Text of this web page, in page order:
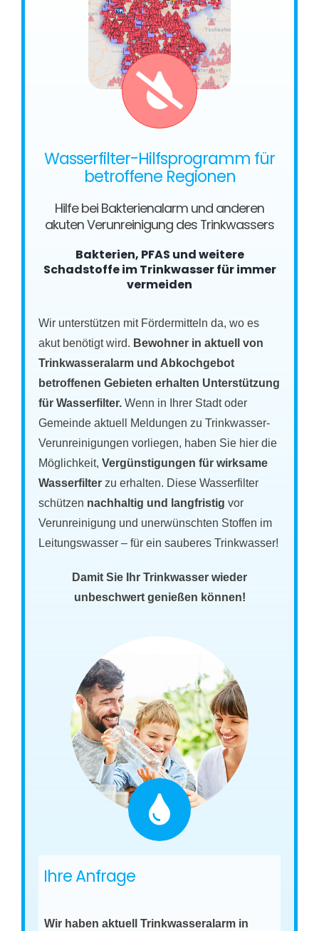
Wasserfilter-Hilfsprogramm für
betroffene Regionen
Hilfe bei Bakterienalarm und anderen
akuten Verunreinigung des Trinkwassers
Bakterien, PFAS und weitere
Schadstoffe im Trinkwasser für immer
vermeiden
Wir unterstützen mit Fördermitteln da, wo es
akut benötigt wird. Bewohner in aktuell von
Trinkwasseralarm und Abkochgebot
betroffenen Gebieten erhalten Unterstützung
für Wasserfilter.Wenn in Ihrer Stadt oder
Gemeinde aktuell Meldungen zu Trinkwasser-
Verunreinigungen vorliegen, haben Sie hier die
Möglichkeit,Vergünstigungen für wirksame
Wasserfilter zu erhalten. Diese Wasserfilter
schützen nachhaltig und langfristig vor
Verunreinigung und unerwünschten Stoffen im
Leitungswasser – für ein sauberes Trinkwasser!
Damit Sie Ihr Trinkwasser wieder
unbeschwert genießen können!
Ihre Anfrage
Wir haben aktuell Trinkwasseralarm in